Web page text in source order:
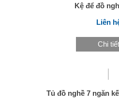
Kệ để đồ
Liên
Chi tiết
Tủ đồ nghề 7 ngăn